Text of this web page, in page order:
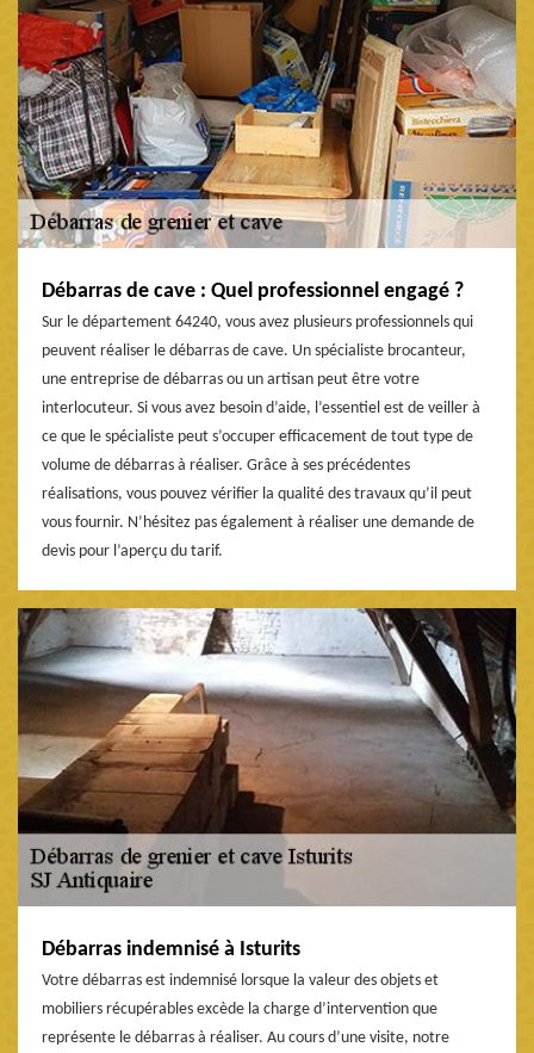
Débarras de cave : Quel professionnel engagé ?
Sur le département 64240, vous avez plusieurs professionnels qui
peuvent réaliser le débarras de cave. Un spécialiste brocanteur,
une entreprise de débarras ou un artisan peut être votre
interlocuteur. Si vous avez besoin d’aide, l’essentiel est de veiller à
ce que le spécialiste peut s’occuper efficacement de tout type de
volume de débarras à réaliser. Grâce à ses précédentes
réalisations, vous pouvez vérifier la qualité des travaux qu’il peut
vous fournir. N’hésitez pas également à réaliser une demande de
devis pour l’aperçu du tarif.
Débarras indemnisé à Isturits
Votre débarras est indemnisé lorsque la valeur des objets et
mobiliers récupérables excède la charge d’intervention que
représente le débarras à réaliser. Au cours d’une visite, notre